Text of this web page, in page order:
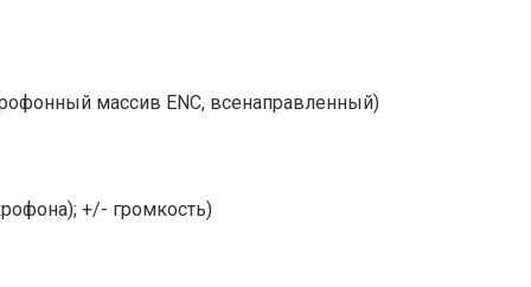
массив ENC, всенаправленный)
+/- громкость)